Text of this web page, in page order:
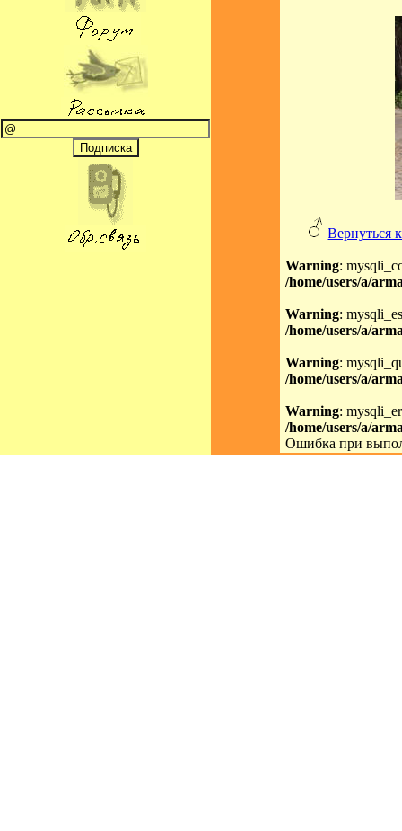
Вернуться
Warning:
/home/users/a/
Warning:
/home/users/a/
Warning:
/home/users/a/
Warning:
/home/users/a/
Ошибка при